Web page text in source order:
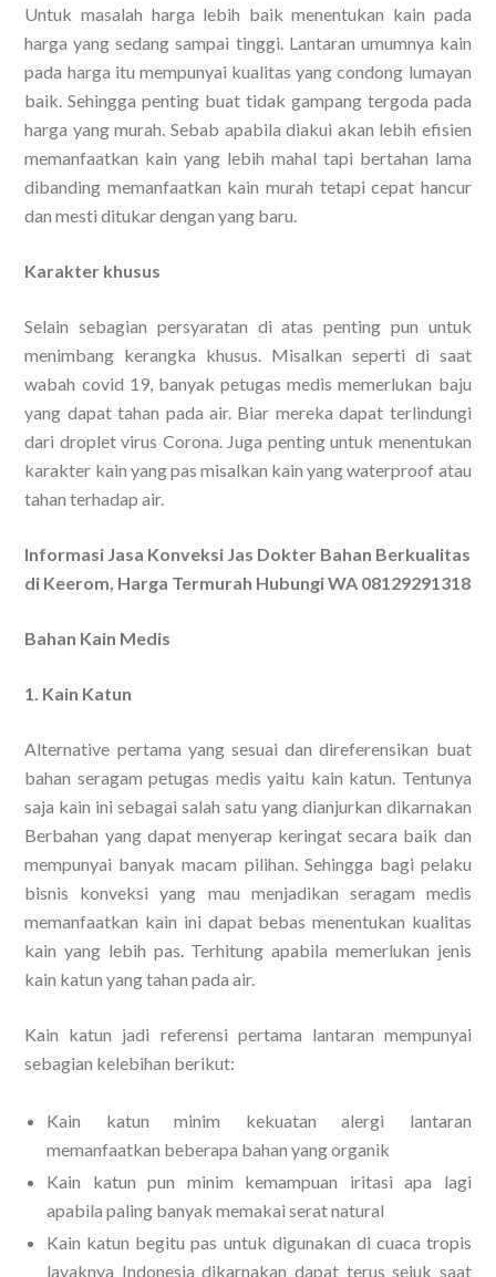
Untuk masalah harga lebih baik menentukan kain pada
harga yang sedang sampai tinggi. Lantaran umumnya kain
pada harga itu mempunyai kualitas yang condong lumayan
baik. Sehingga penting buat tidak gampang tergoda pada
harga yang murah. Sebab apabila diakui akan lebih efisien
memanfaatkan kain yang lebih mahal tapi bertahan lama
dibanding memanfaatkan kain murah tetapi cepat hancur
dan mesti ditukar dengan yang baru.
Karakter khusus
Selain sebagian persyaratan di atas penting pun untuk
menimbang kerangka khusus. Misalkan seperti di saat
wabah covid 19, banyak petugas medis memerlukan baju
yang dapat tahan pada air. Biar mereka dapat terlindungi
dari droplet virus Corona. Juga penting untuk menentukan
karakter kain yang pas misalkan kain yang waterproof atau
tahan terhadap air.
Informasi Jasa Konveksi Jas Dokter Bahan Berkualitas
di Keerom, Harga Termurah Hubungi WA 08129291318
Bahan Kain Medis
1. Kain Katun
Alternative pertama yang sesuai dan direferensikan buat
bahan seragam petugas medis yaitu kain katun. Tentunya
saja kain ini sebagai salah satu yang dianjurkan dikarnakan
Berbahan yang dapat menyerap keringat secara baik dan
mempunyai banyak macam pilihan. Sehingga bagi pelaku
bisnis konveksi yang mau menjadikan seragam medis
memanfaatkan kain ini dapat bebas menentukan kualitas
kain yang lebih pas. Terhitung apabila memerlukan jenis
kain katun yang tahan pada air.
Kain katun jadi referensi pertama lantaran mempunyai
sebagian kelebihan berikut:
Kain katun minim kekuatan alergi lantaran
memanfaatkan beberapa bahan yang organik
Kain katun pun minim kemampuan iritasi apa lagi
apabila paling banyak memakai serat natural
Kain katun begitu pas untuk digunakan di cuaca tropis
layaknya Indonesia dikarnakan dapat terus sejuk saat